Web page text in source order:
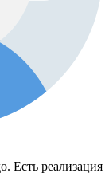
Есть реализация